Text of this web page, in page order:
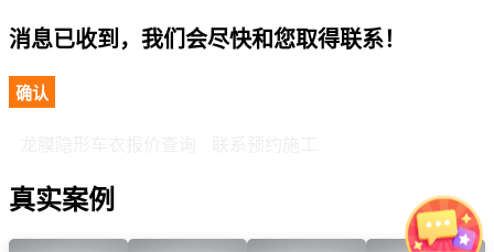
消息已收到，我们会尽快和您取得联系！
确认
真实案例